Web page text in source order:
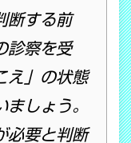
断する前
診察を受
え」の状態
しょう。
必要と判断